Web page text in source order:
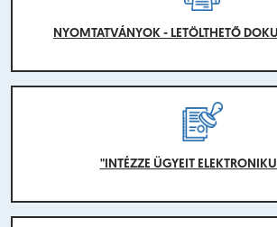
NYOMTATVÁNYOK - LETÖLTHETŐ
"INTÉZZE ÜGYEIT